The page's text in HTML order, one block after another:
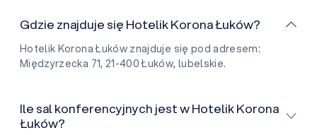
Gdzie znajduje się Hotelik Korona Łuków?
Hotelik Korona Łuków znajduje się pod adresem:
Międzyrzecka 71, 21-400 Łuków, lubelskie.
Ile sal konferencyjnych jest w Hotelik Korona
Łuków?